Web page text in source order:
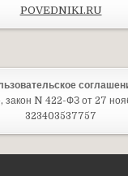
POVEDNIKI.RU
закон N 422-ФЗ от 27
323403537757